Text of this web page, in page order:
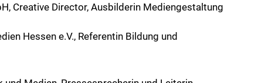
Creative Director, Ausbilderin Mediengestaltung
Hessen e.V., Referentin Bildung und